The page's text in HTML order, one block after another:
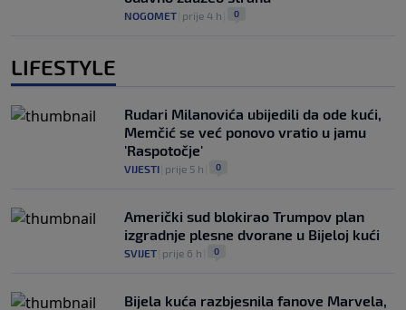
NOGOMET prije 4 h 0
LIFESTYLE
Rudari Milanovića ubijedili da ode kući,
Memčić se već ponovo vratio u jamu
'Raspotočje'
VIJESTI prije 5 h 0
Američki sud blokirao Trumpov plan
izgradnje plesne dvorane u Bijeloj kući
SVIJET prije 6 h 0
Bijela kuća razbjesnila fanove Marvela,